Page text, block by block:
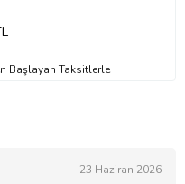
Başlayan Taksitlerle
23 Haziran 2026